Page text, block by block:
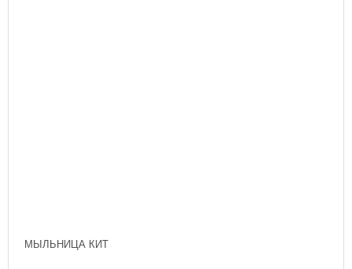
МЫЛЬНИЦА КИТ